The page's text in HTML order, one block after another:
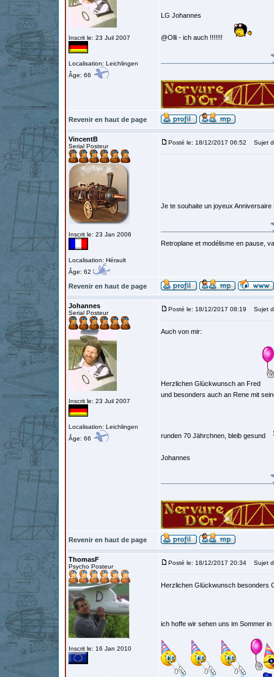
Inscrit le: 23 Juil 2007
Localisation: Leichlingen
Âge: 66
LG Johannes
@Olli - ich auch !!!!!!!
Revenir en haut de page
VincentB
Serial Posteur
Inscrit le: 23 Jan 2006
Localisation: Hérault
Âge: 62
Posté le: 18/12/2017 06:52 Sujet
Je te souhaite un joyeux
Retroplane et modélisme en pause,
Revenir en haut de page
Johannes
Serial Posteur
Inscrit le: 23 Juil 2007
Localisation: Leichlingen
Âge: 66
Posté le: 18/12/2017 08:19 Sujet
Auch von mir:
Herzlichen Glückwunsch an Fred
und besonders auch an Rene mit
runden 70 Jährchnen, bleib gesund
Johannes
Revenir en haut de page
ThomasF
Psycho Posteur
Inscrit le: 16 Jan 2010
Posté le: 18/12/2017 20:34 Sujet
Herzlichen Glückwunsch besonders
ich hoffe wir sehen uns im Sommer